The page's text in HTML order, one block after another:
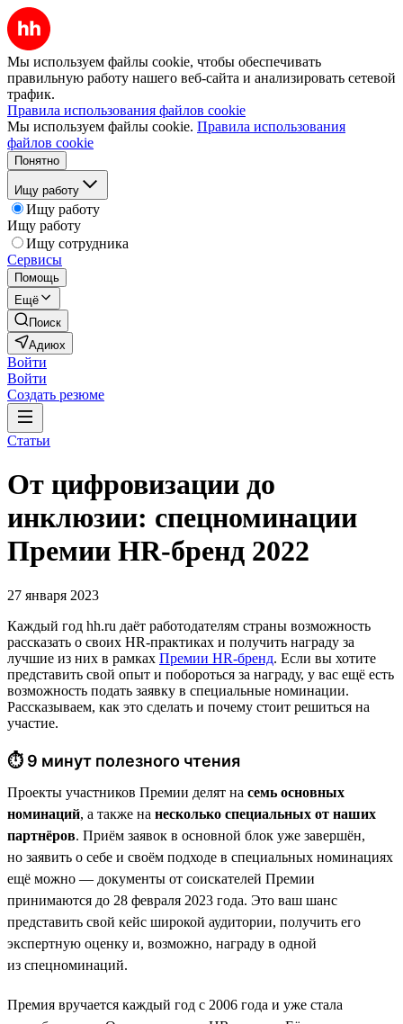
Мы используем файлы cookie, чтобы обеспечивать
правильную работу нашего веб-сайта и анализировать сетевой
трафик.
Правила использования файлов cookie
Мы используем файлы cookie. Правила использования
файлов cookie
Понятно
Ищу работу
Ищу работу
Ищу работу
Ищу сотрудника
Сервисы
Помощь
Ещё
Поиск
Адиюх
Войти
Войти
Создать резюме
Статьи
От цифровизации до
инклюзии: спецноминации
Премии HR-бренд 2022
27 января 2023
Каждый год hh.ru даёт работодателям страны возможность
рассказать о своих HR-практиках и получить награду за
лучшие из них в рамках Премии HR-бренд. Если вы хотите
представить свой опыт и побороться за награду, у вас ещё есть
возможность подать заявку в специальные номинации.
Рассказываем, как это сделать и почему стоит решиться на
участие.
⏱ 9 минут полезного чтения
Проекты участников Премии делят на семь основных
номинаций, а также на несколько специальных от наших
партнёров. Приём заявок в основной блок уже завершён,
но заявить о себе и своём подходе в специальных номинациях
ещё можно — документы от соискателей Премии
принимаются до 28 февраля 2023 года. Это ваш шанс
представить свой кейс широкой аудитории, получить его
экспертную оценку и, возможно, награду в одной
из спецноминаций.
Премия вручается каждый год с 2006 года и уже стала